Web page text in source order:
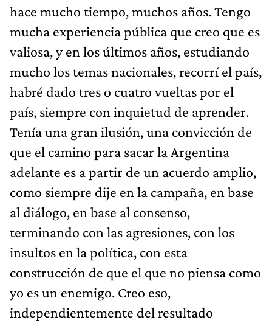
hace mucho tiempo, muchos años. Tengo
mucha experiencia pública que creo que es
valiosa, y en los últimos años, estudiando
mucho los temas nacionales, recorrí el país,
habré dado tres o cuatro vueltas por el
país, siempre con inquietud de aprender.
Tenía una gran ilusión, una convicción de
que el camino para sacar la Argentina
adelante es a partir de un acuerdo amplio,
como siempre dije en la campaña, en base
al diálogo, en base al consenso,
terminando con las agresiones, con los
insultos en la política, con esta
construcción de que el que no piensa como
yo es un enemigo. Creo eso,
independientemente del resultado